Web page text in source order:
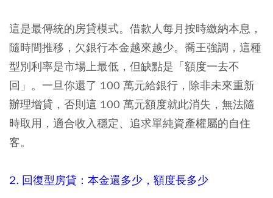
這是最傳統的房貸模式。借款人每月按時繳納本息，
隨時間推移，欠銀行本金越來越少。喬王強調，這種
型別利率是市場上最低，但缺點是「額度一去不
回」。一旦你還了 100 萬元給銀行，除非未來重新
辦理增貸，否則這 100 萬元額度就此消失，無法隨
時取用，適合收入穩定、追求單純資產權屬的自住
客。
2. 回復型房貸：本金還多少，額度長多少